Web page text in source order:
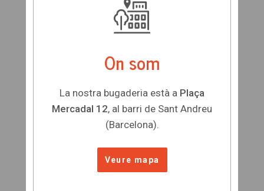
On som
La nostra bugaderia està a Plaça
Mercadal 12, al barri de Sant Andreu
(Barcelona).
Veure mapa